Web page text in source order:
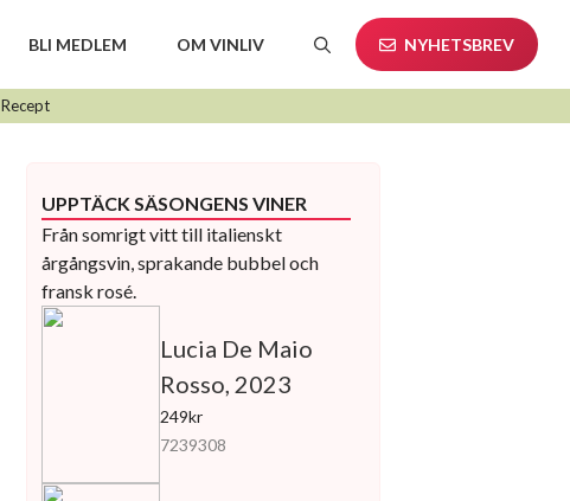
BLI MEDLEM OM VINLIV NYHETSBREV
Recept
UPPTÄCK SÄSONGENS VINER
Från somrigt vitt till italienskt
årgångsvin, sprakande bubbel och
fransk rosé.
Lucia De Maio
Rosso, 2023
249kr
7239308